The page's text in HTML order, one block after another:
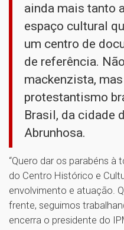
ainda mais tanto
espaço cultural
um centro de
de referência.
mackenzista,
protestantismo
Brasil, da cidade
Abrunhosa.
“Quero dar os parabéns à
do Centro Histórico e
envolvimento e atuação.
frente, seguimos
encerra o presidente do